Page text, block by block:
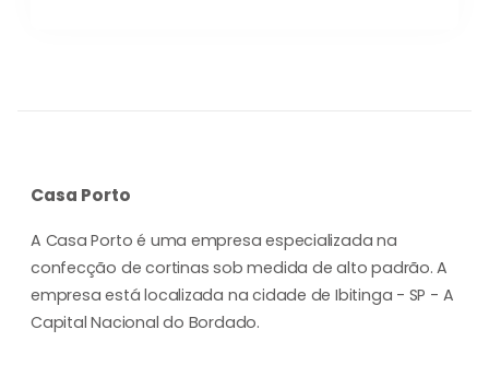
Casa Porto
A Casa Porto é uma empresa especializada na
confecção de cortinas sob medida de alto padrão. A
empresa está localizada na cidade de Ibitinga - SP - A
Capital Nacional do Bordado.